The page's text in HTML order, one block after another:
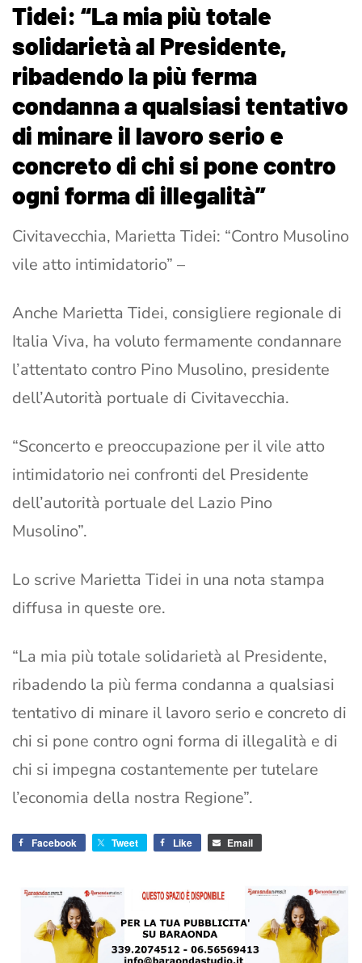
Tidei: “La mia più totale
solidarietà al Presidente,
ribadendo la più ferma
condanna a qualsiasi tentativo
di minare il lavoro serio e
concreto di chi si pone contro
ogni forma di illegalità”
Civitavecchia, Marietta Tidei: “Contro Musolino
vile atto intimidatorio” –
Anche Marietta Tidei, consigliere regionale di
Italia Viva, ha voluto fermamente condannare
l’attentato contro Pino Musolino, presidente
dell’Autorità portuale di Civitavecchia.
“Sconcerto e preoccupazione per il vile atto
intimidatorio nei confronti del Presidente
dell’autorità portuale del Lazio Pino
Musolino”.
Lo scrive Marietta Tidei in una nota stampa
diffusa in queste ore.
“La mia più totale solidarietà al Presidente,
ribadendo la più ferma condanna a qualsiasi
tentativo di minare il lavoro serio e concreto di
chi si pone contro ogni forma di illegalità e di
chi si impegna costantemente per tutelare
l’economia della nostra Regione”.
Facebook Tweet Like Email